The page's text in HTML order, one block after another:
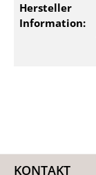
Hersteller
Information:
KONTAKT